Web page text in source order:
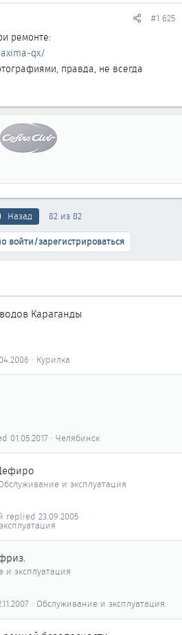
#1 625
ремонте:
qx/
правда, не всегда
Назад
82 из 82
войти/зарегистрироваться
Караганды
Курилка
Челябинск
01.05.2017
и эксплуатация
23.09.2005
и эксплуатация
Обслуживание и эксплуатация